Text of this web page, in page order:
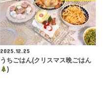
2025.12.25
うちごはん(クリスマス晩ごはん
)